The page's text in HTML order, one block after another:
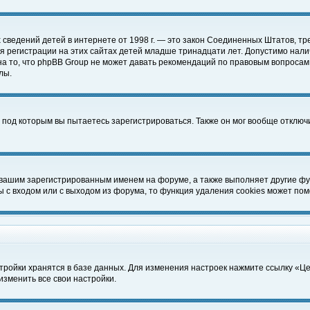
детей в интернете от 1998 г. — это закон Соединенных Штатов,
на этих сайтах детей младше тринадцати лет. Допустимо
что phpBB Group не может давать рекомендаций по правовым
которым вы пытаетесь зарегистрироваться. Также он мог вообще
зарегистрированным именем на форуме, а также выполняет другие
входом или с выходом из форума, то функция удаления cookies может
хранятся в базе данных. Для изменения настроек нажмите ссылку
все свои настройки.